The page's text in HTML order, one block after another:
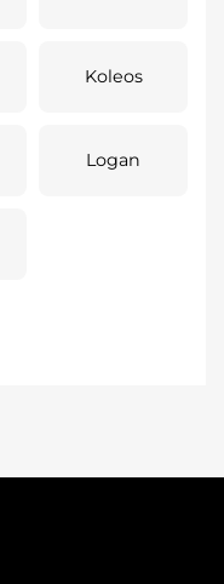
Koleos
Logan